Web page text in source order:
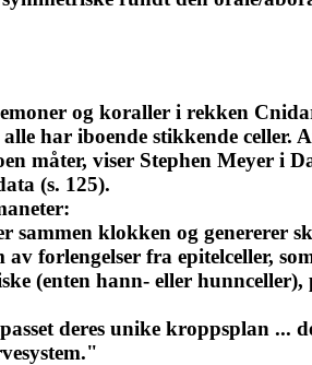
og koraller i rekken
har iboende stikkende celler.
måter, viser Stephen Meyer
(s. 125).
sammen klokken og genererer
forlengelser fra epitelceller,
(enten hann- eller hunnceller),
deres unike kroppsplan ...